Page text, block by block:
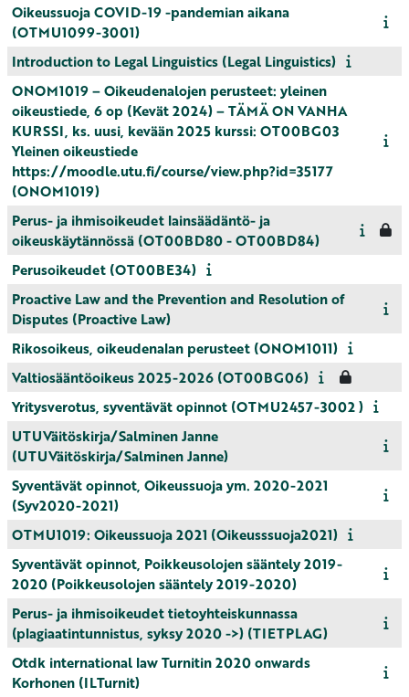
Oikeussuoja COVID-19 -pandemian aikana
(OTMU1099-3001)
Introduction to Legal Linguistics (Legal Linguistics)
ONOM1019 – Oikeudenalojen perusteet: yleinen
oikeustiede, 6 op (Kevät 2024) – TÄMÄ ON VANHA
KURSSI, ks. uusi, kevään 2025 kurssi: OT00BG03
Yleinen oikeustiede
https://moodle.utu.fi/course/view.php?id=35177
(ONOM1019)
Perus- ja ihmisoikeudet lainsäädäntö- ja
oikeuskäytännössä (OT00BD80 - OT00BD84)
Perusoikeudet (OT00BE34)
Proactive Law and the Prevention and Resolution of
Disputes (Proactive Law)
Rikosoikeus, oikeudenalan perusteet (ONOM1011)
Valtiosääntöoikeus 2025-2026 (OT00BG06)
Yritysverotus, syventävät opinnot (OTMU2457-3002 )
UTUVäitöskirja/Salminen Janne
(UTUVäitöskirja/Salminen Janne)
Syventävät opinnot, Oikeussuoja ym. 2020-2021
(Syv2020-2021)
OTMU1019: Oikeussuoja 2021 (Oikeusssuoja2021)
Syventävät opinnot, Poikkeusolojen sääntely 2019-
2020 (Poikkeusolojen sääntely 2019-2020)
Perus- ja ihmisoikeudet tietoyhteiskunnassa
(plagiaatintunnistus, syksy 2020 ->) (TIETPLAG)
Otdk international law Turnitin 2020 onwards
Korhonen (ILTurnit)